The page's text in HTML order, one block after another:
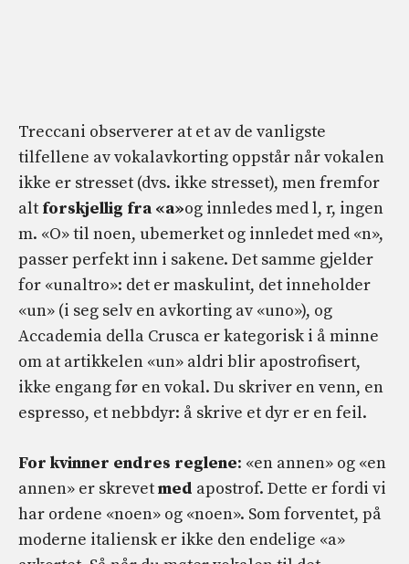
Treccani observerer at et av de vanligste
tilfellene av vokalavkorting oppstår når vokalen
ikke er stresset (dvs. ikke stresset), men fremfor
alt forskjellig fra «a»og innledes med l, r, ingen
m. «O» til noen, ubemerket og innledet med «n»,
passer perfekt inn i sakene. Det samme gjelder
for «unaltro»: det er maskulint, det inneholder
«un» (i seg selv en avkorting av «uno»), og
Accademia della Crusca er kategorisk i å minne
om at artikkelen «un» aldri blir apostrofisert,
ikke engang før en vokal. Du skriver en venn, en
espresso, et nebbdyr: å skrive et dyr er en feil.
For kvinner endres reglene: «en annen» og «en
annen» er skrevetmed apostrof. Dette er fordi vi
har ordene «noen» og «noen». Som forventet, på
moderne italiensk er ikke den endelige «a»